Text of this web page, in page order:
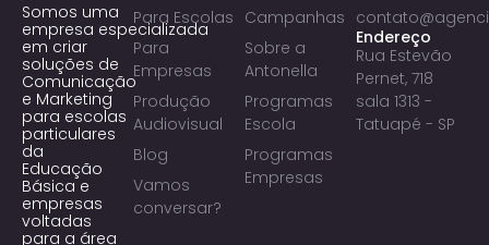
Somos uma
empresa especializada
em criar
soluções de
Comunicação
e Marketing
para escolas
particulares
da
Educação
Básica e
empresas
voltadas
para a área
Para Escolas
Para
Empresas
Produção
Audiovisual
Blog
Vamos
conversar?
Campanhas
Sobre a
Antonella
Programas
Escola
Programas
Empresas
Endereço
Rua Estevão
Pernet, 718
sala 1313 -
Tatuapé - SP